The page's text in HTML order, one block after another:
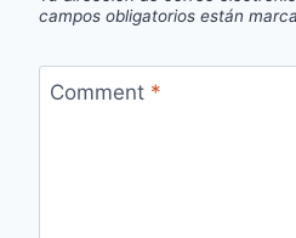
campos obligatorios están
Comment *